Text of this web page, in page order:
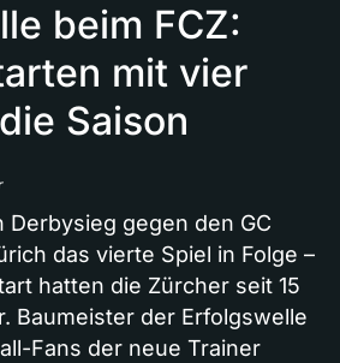
beim FCZ:
mit vier
Saison
Derbysieg gegen den GC
das vierte Spiel in Folge –
hatten die Zürcher seit 15
Baumeister der Erfolgswelle
Fans der neue Trainer